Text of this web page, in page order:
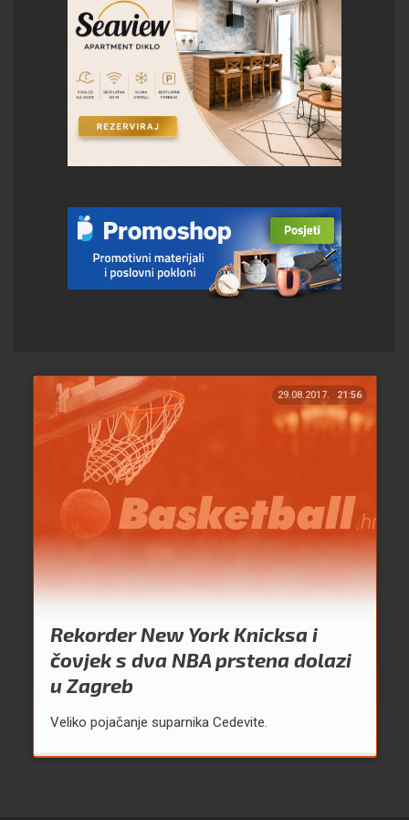
29.08.2017. 21:56
Rekorder New York Knicksa i
čovjek s dva NBA prstena dolazi
u Zagreb
Veliko pojačanje suparnika Cedevite.